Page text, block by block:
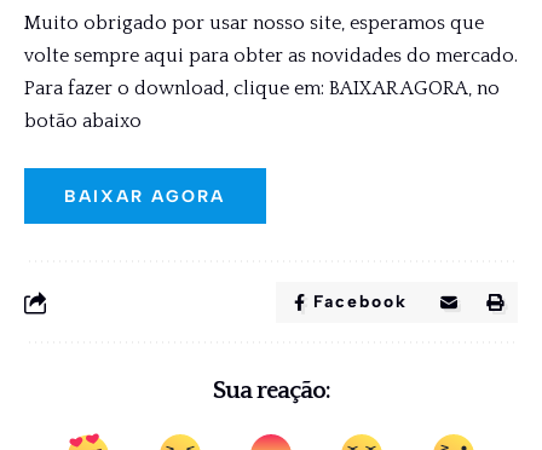
Muito obrigado por usar nosso site, esperamos que
volte sempre aqui para obter as novidades do mercado.
Para fazer o download, clique em: BAIXAR AGORA, no
botão abaixo
BAIXAR AGORA
Facebook
Sua reação: